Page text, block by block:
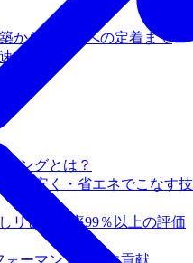
ングとは？
・安く・省エネでこなす
リピート率99％以上の評価
ーマンス向上に貢献
からチームへの定着まで
化